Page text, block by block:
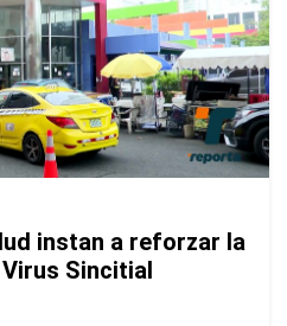
instan a reforzar la
Sincitial